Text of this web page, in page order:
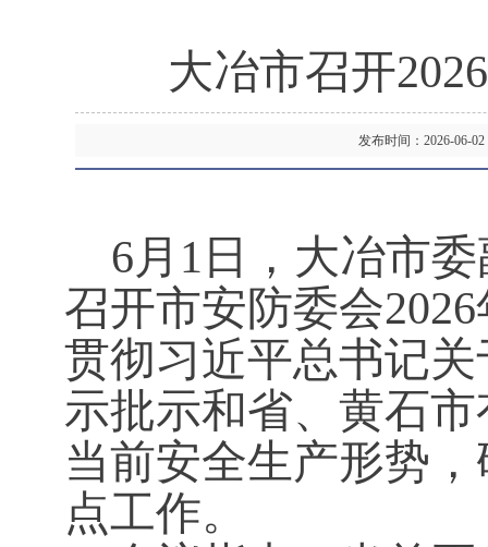
大冶市召开
发布时间：2026-
6月1日，大冶市
召开市安防委会
贯彻习近平总书记
示批示和省、黄石
当前安全生产形势
点工作。